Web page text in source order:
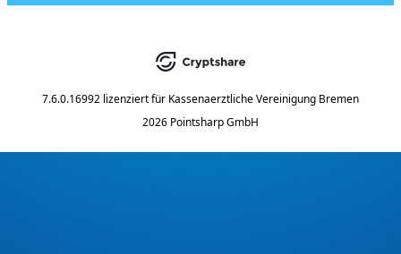
7.6.0.16992 lizenziert für Kassenaerztliche Vereinigung Bremen
2026 Pointsharp GmbH